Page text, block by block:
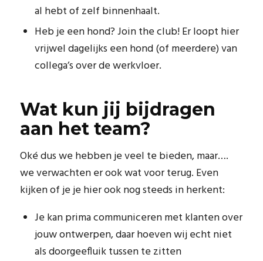
al hebt of zelf binnenhaalt.
Heb je een hond? Join the club! Er loopt hier
vrijwel dagelijks een hond (of meerdere) van
collega’s over de werkvloer.
Wat kun jij bijdragen
aan het team?
Oké dus we hebben je veel te bieden, maar….
we verwachten er ook wat voor terug. Even
kijken of je je hier ook nog steeds in herkent:
Je kan prima communiceren met klanten over
jouw ontwerpen, daar hoeven wij echt niet
als doorgeefluik tussen te zitten